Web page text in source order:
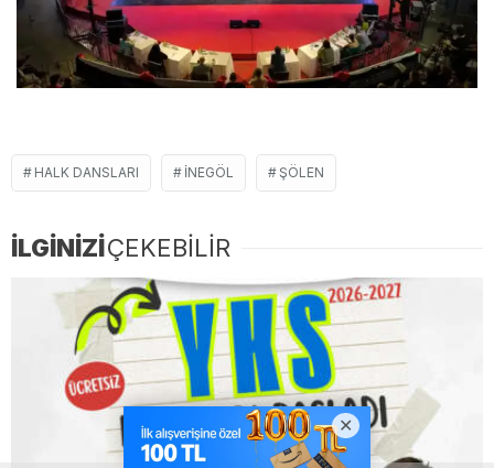
HALK DANSLARI İNEGÖL ŞÖLEN
İLGİNİZİÇEKEBİLİR